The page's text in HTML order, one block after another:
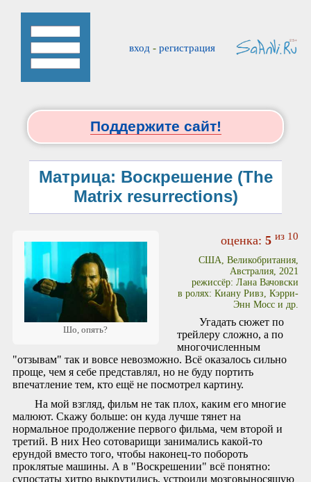
вход - регистрация
Поддержите сайт!
Матрица: Воскрешение (The
Matrix resurrections)
Шо, опять?
оценка: 5 из 10
США, Великобритания,
Австралия, 2021
режиссёр: Лана Вачовски
в ролях: Киану Ривз, Кэрри-
Энн Мосс и др.
Угадать сюжет по
трейлеру сложно, а по
многочисленным
"отзывам" так и вовсе невозможно. Всё оказалось сильно
проще, чем я себе представлял, но не буду портить
впечатление тем, кто ещё не посмотрел картину.
На мой взгляд, фильм не так плох, каким его многие
малюют. Скажу больше: он куда лучше тянет на
нормальное продолжение первого фильма, чем второй и
третий. В них Нео сотоварищи занимались какой-то
ерундой вместо того, чтобы наконец-то побороть
проклятые машины. А в "Воскрешении" всё понятно:
супостаты хитро выкрутились, устроили мозговыносящую